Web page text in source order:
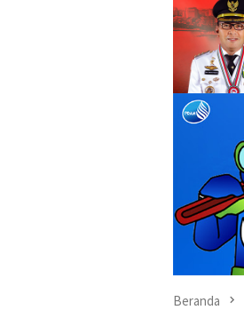
Beranda